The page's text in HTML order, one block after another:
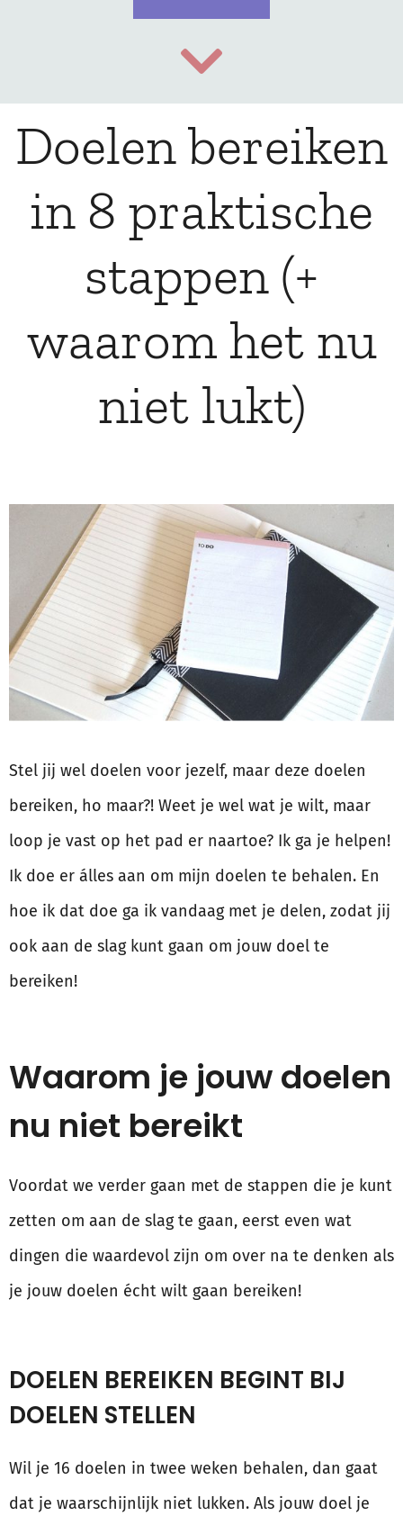
Doelen bereiken
in 8 praktische
stappen (+
waarom het nu
niet lukt)
Stel jij wel doelen voor jezelf, maar deze doelen
bereiken, ho maar?! Weet je wel wat je wilt, maar
loop je vast op het pad er naartoe? Ik ga je helpen!
Ik doe er álles aan om mijn doelen te behalen. En
hoe ik dat doe ga ik vandaag met je delen, zodat jij
ook aan de slag kunt gaan om jouw doel te
bereiken!
Waarom je jouw doelen
nu niet bereikt
Voordat we verder gaan met de stappen die je kunt
zetten om aan de slag te gaan, eerst even wat
dingen die waardevol zijn om over na te denken als
je jouw doelen écht wilt gaan bereiken!
DOELEN BEREIKEN BEGINT BIJ
DOELEN STELLEN
Wil je 16 doelen in twee weken behalen, dan gaat
dat je waarschijnlijk niet lukken. Als jouw doel je